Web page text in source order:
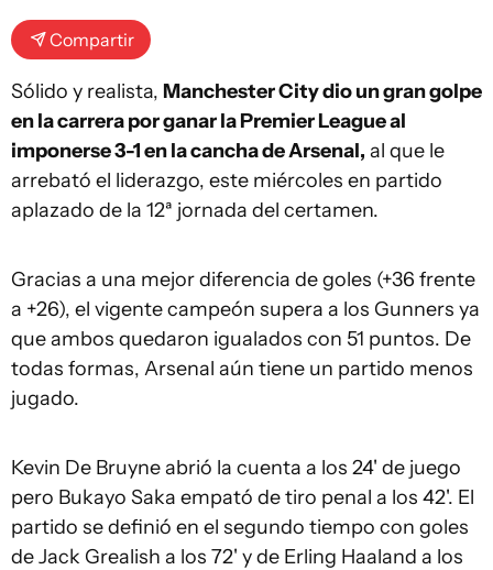
Compartir
Sólido y realista, Manchester City dio un gran golpe
en la carrera por ganar la Premier League al
imponerse 3-1 en la cancha de Arsenal, al que le
arrebató el liderazgo, este miércoles en partido
aplazado de la 12ª jornada del certamen.
Gracias a una mejor diferencia de goles (+36 frente
a +26), el vigente campeón supera a los Gunners ya
que ambos quedaron igualados con 51 puntos. De
todas formas, Arsenal aún tiene un partido menos
jugado.
Kevin De Bruyne abrió la cuenta a los 24' de juego
pero Bukayo Saka empató de tiro penal a los 42'. El
partido se definió en el segundo tiempo con goles
de Jack Grealish a los 72' y de Erling Haaland a los